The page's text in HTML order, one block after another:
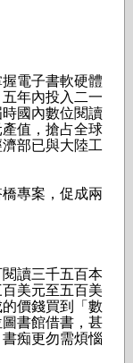
電子書軟硬體
年內投入二一
國內數位閱讀
值，搶占全球
部已與大陸工
專案，促成兩
讀三千五百本
美元至五百美
價錢買到「數
書館借書，甚
痴更勿需煩惱